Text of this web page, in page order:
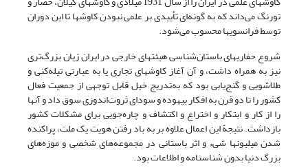
تورنگ می‌داند که به گونه‌ای تأییدی بر علمی نبودن کاوشها تا این دوران
توسط فرانسویها محسوب می‌شود.
شروع حفاریهای باستان‌شناسی هیئتهای خارجی در ایران زیان بزرگ‌تری
نیز به همراه داشت، و آن آغاز کاوشهای تجاری یا به عبارتی تیله‌کنی و
طلاشویی و گنج‌یابی بود که به‌تدریج خیل قابل توجهی از جمعیت فعال
کشور را تا دو قرن به افکار بیهوده و سودای ثروت‌اندوزی سوق داد و آنها
را از کار و ابتکار و اختراع و اکتشاف و چاره‌جویی برای مشکلات کشور
بازداشت. نتیجة این اعمال علاوه بر به‌ باد رفتن هویت یک ملت، پراکنده
شدن میلیونها شیء و اثر باستانی در مجموعه‌های شخصی و موزه‌های
بزرگ دنیا بدون شناسنامه و اطلاعات بود.